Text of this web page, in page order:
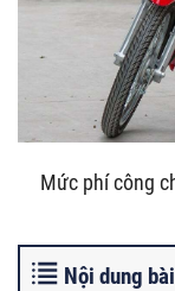
Mức phí công
Nội dung